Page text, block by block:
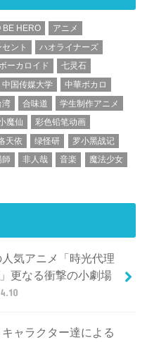
BE HERO
アニメ
セント
ハオライナーズ
ーカロイド
七灵石
中国传媒大学
中華ボカロ
湾 合味道
学生制作アニメ
魔仙
彩色铅笔动画
天依 绿怪研
罗小黑战记
師 非人哉 音楽 魔法少女
気アニメ「時光代理
更なる衝撃の小劇場
ャラクター達による